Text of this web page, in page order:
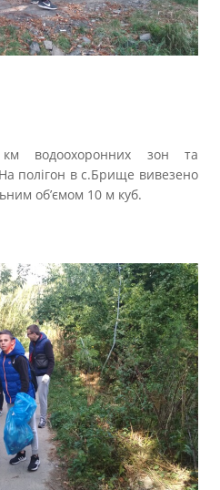
водоохоронних зон та
полігон в с.Брище вивезено
об’ємом 10 м куб.